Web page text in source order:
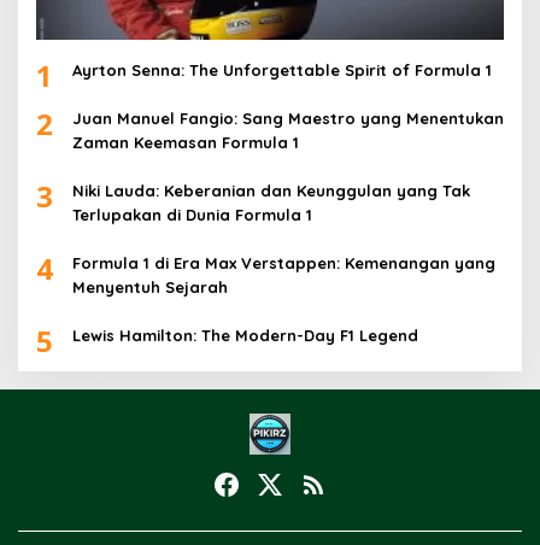
1 Ayrton Senna: The Unforgettable Spirit of Formula 1
2
Juan Manuel Fangio: Sang Maestro yang Menentukan
Zaman Keemasan Formula 1
3
Niki Lauda: Keberanian dan Keunggulan yang Tak
Terlupakan di Dunia Formula 1
4
Formula 1 di Era Max Verstappen: Kemenangan yang
Menyentuh Sejarah
5 Lewis Hamilton: The Modern-Day F1 Legend